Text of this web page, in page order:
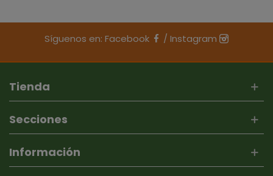
Síguenos en: Facebook / Instagram
Tienda
Secciones
Información